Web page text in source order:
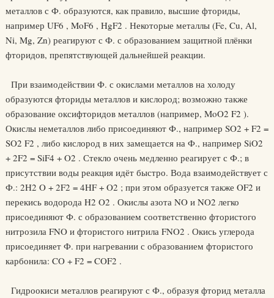
металлов с Ф. образуются, как правило, высшие фториды,
например UF6 , MoF6 , HgF2 . Некоторые металлы (Fe, Cu, Al,
Ni, Mg, Zn) реагируют с Ф. с образованием защитной плёнки
фторидов, препятствующей дальнейшей реакции.
При взаимодействии Ф. с окислами металлов на холоду
образуются фториды металлов и кислород; возможно также
образование оксифторидов металлов (например, MoO2 F2 ).
Окислы неметаллов либо присоединяют Ф., например SO2 + F2 =
SO2 F2 , либо кислород в них замещается на Ф., например SiO2
+ 2F2 = SiF4 + O2 . Стекло очень медленно реагирует с Ф.; в
присутствии воды реакция идёт быстро. Вода взаимодействует с
Ф.: 2H2 O + 2F2 = 4HF + O2 ; при этом образуется также OF2 и
перекись водорода H2 O2 . Окислы азота NO и NO2 легко
присоединяют Ф. с образованием соответственно фтористого
нитрозила FNO и фтористого нитрила FNO2 . Окись углерода
присоединяет Ф. при нагревании с образованием фтористого
карбонила: CO + F2 = COF2 .
Гидроокиси металлов реагируют с Ф., образуя фторид металла